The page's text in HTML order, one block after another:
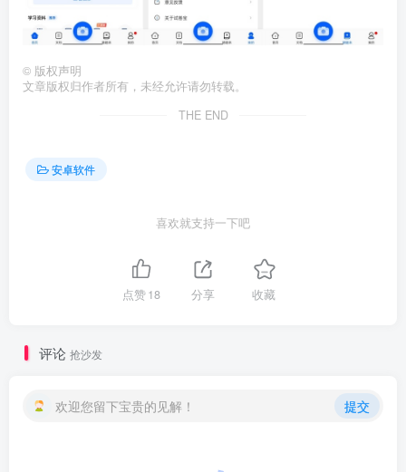
© 版权声明
文章版权归作者所有，未经允许请勿转载。
THE END
安卓软件
喜欢就支持一下吧
点赞18 分享 收藏
评论 抢沙发
欢迎您留下宝贵的见解！ 提交